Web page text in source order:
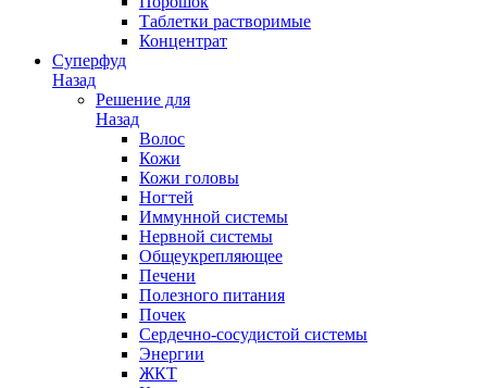
Таблетки растворимые
Концентрат
Суперфуд
Назад
Решение для
Назад
Волос
Кожи
Кожи головы
Ногтей
Иммунной системы
Нервной системы
Общеукрепляющее
Печени
Полезного питания
Почек
Сердечно-сосудистой системы
Энергии
ЖКТ